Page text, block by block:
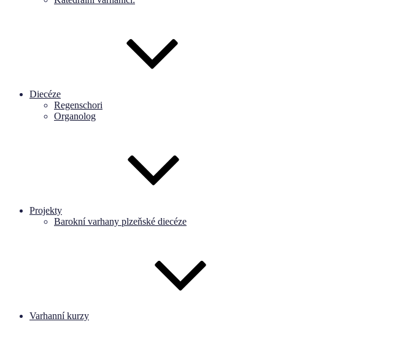
Diecéze
Regenschori
Organolog
Projekty
Barokní varhany plzeňské diecéze
Varhanní kurzy